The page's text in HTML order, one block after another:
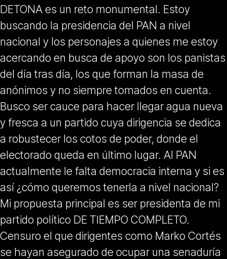
DETONA es un reto monumental. Estoy
buscando la presidencia del PAN a nivel
nacional y los personajes a quienes me estoy
acercando en busca de apoyo son los panistas
del día tras día, los que forman la masa de
anónimos y no siempre tomados en cuenta.
Busco ser cauce para hacer llegar agua nueva
y fresca a un partido cuya dirigencia se dedica
a robustecer los cotos de poder, donde el
electorado queda en último lugar. Al PAN
actualmente le falta democracia interna y si es
así ¿cómo queremos tenerla a nivel nacional?
Mi propuesta principal es ser presidenta de mi
partido político DE TIEMPO COMPLETO.
Censuro el que dirigentes como Marko Cortés
se hayan asegurado de ocupar una senaduría